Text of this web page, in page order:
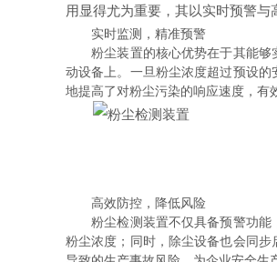
用显得尤为重要，其以实时预警与
实时监测，精准预警
粉尘装置的核心优势在于其能够实
动设备上。一旦粉尘浓度超过预设
地提高了对粉尘污染的响应速度，有
高效防控，降低风险
粉尘检测装置不仅具备预警功能，
粉尘浓度；同时，除尘设备也会同